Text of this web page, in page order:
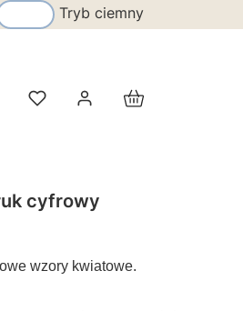
Tryb ciemny
wyszukiwarkę Produkty w
cyfrowy
wzory kwiatowe.